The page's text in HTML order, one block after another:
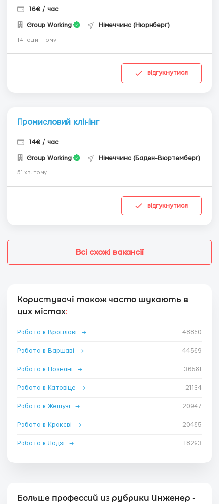
16€ / час
Group Working Німеччина (Нюрнберг)
14 годин тому
відгукнутися
Промисловий клінінг
14€ / час
Group Working Німеччина (Баден-Вюртемберг)
51 хв. тому
відгукнутися
Всі схожі вакансії
Користувачі також часто шукають в
цих містах:
Робота в Вроцлаві → 48850
Робота в Варшаві → 44569
Робота в Познані → 36581
Робота в Катовіце → 21134
Робота в Жешуві → 20947
Робота в Кракові → 20485
Робота в Лодзі → 18293
Больше профессий из рубрики Инженер -